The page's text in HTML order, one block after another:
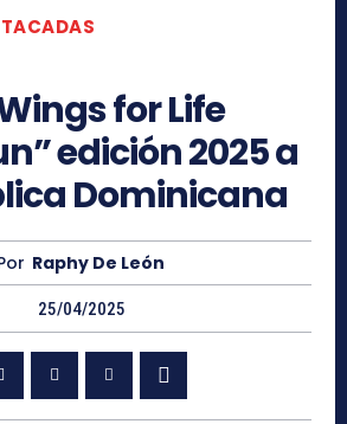
for Life
edición 2025 a
Dominicana
Raphy De León
25/04/2025